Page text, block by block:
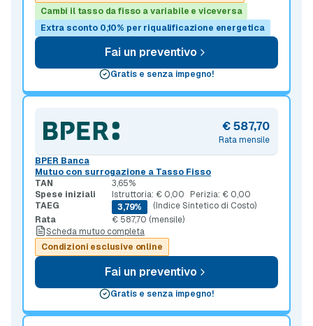
Cambi il tasso da fisso a variabile e viceversa
Extra sconto 0,10% per riqualificazione energetica
Fai un preventivo
Gratis e senza impegno!
Rata mensile
€ 587,70
BPER Banca
Mutuo con surrogazione a Tasso Fisso
TAN
3,65%
Spese iniziali
Istruttoria: € 0,00
Perizia: € 0,00
TAEG
3,79%
(Indice Sintetico di Costo)
Rata
€ 587,70 (mensile)
Scheda mutuo completa
Condizioni esclusive online
Fai un preventivo
Gratis e senza impegno!